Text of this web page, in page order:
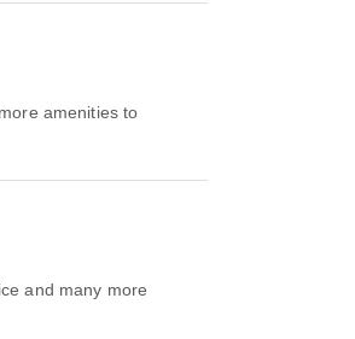
amenities to
and many more